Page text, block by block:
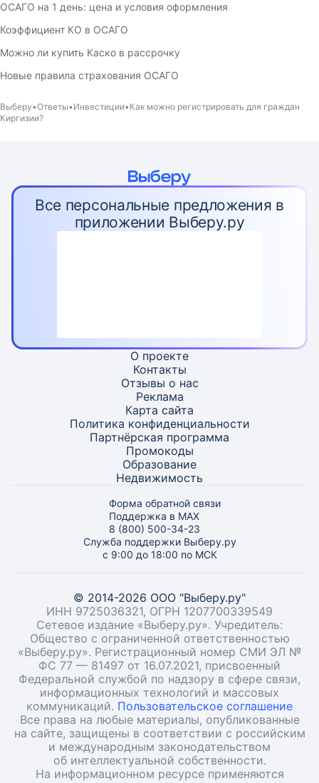
ОСАГО на 1 день: цена и условия оформления
Коэффициент КО в ОСАГО
Можно ли купить Каско в рассрочку
Новые правила страхования ОСАГО
Выберу Ответы Инвестиции Как можно регистрировать для граждан
Киргизии?
Все персональные предложения в
приложении Выберу.ру
О проекте
Контакты
Отзывы о нас
Реклама
Карта сайта
Политика конфиденциальности
Партнёрская программа
Промокоды
Образование
Недвижимость
Форма обратной связи
Поддержка в MAX
8 (800) 500-34-23
Служба поддержки Выберу.ру
с 9:00 до 18:00 по МСК
© 2014-2026 ООО "Выберу.ру"
ИНН 9725036321, ОГРН 1207700339549
Сетевое издание «Выберу.ру». Учредитель:
Общество с ограниченной ответственностью
«Выберу.ру». Регистрационный номер СМИ ЭЛ №
ФС 77 — 81497 от 16.07.2021, присвоенный
Федеральной службой по надзору в сфере связи,
информационных технологий и массовых
коммуникаций. Пользовательское соглашение
Все права на любые материалы, опубликованные
на сайте, защищены в соответствии с российским
и международным законодательством
об интеллектуальной собственности.
На информационном ресурсе применяются